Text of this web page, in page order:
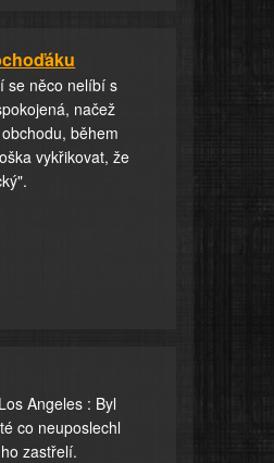
se něco nelíbí s
načež
během
vykřikovat, že
Angeles : Byl
co neuposlechl
zastřelí.